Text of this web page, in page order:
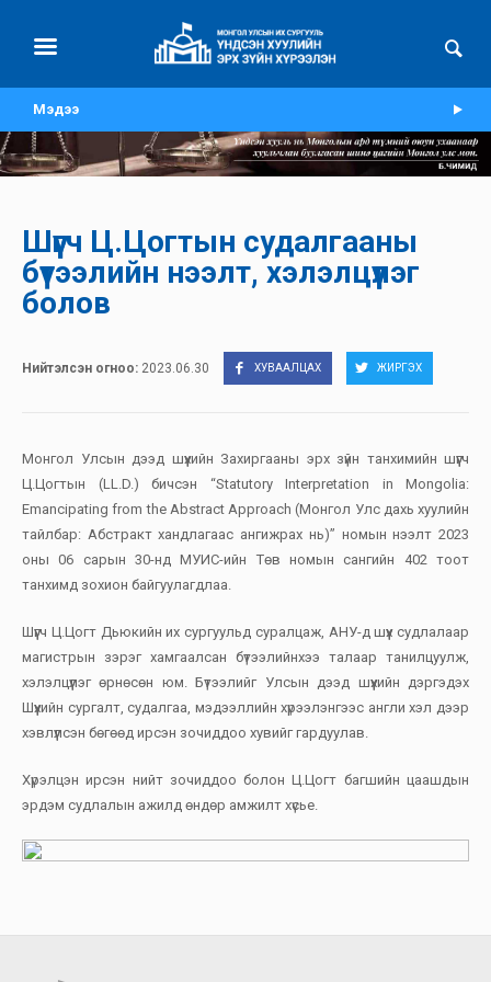
Мэдээ
Шүүгч Ц.Цогтын судалгааны
бүтээлийн нээлт, хэлэлцүүлэг
болов
Нийтэлсэн огноо: 2023.06.30 ХУВААЛЦАХ ЖИРГЭХ
Монгол Улсын дээд шүүхийн Захиргааны эрх зүйн танхимийн шүүгч
Ц.Цогтын (LL.D.) бичсэн “Statutory Interpretation in Mongolia:
Emancipating from the Abstract Approach (Монгол Улс дахь хуулийн
тайлбар: Абстракт хандлагаас ангижрах нь)” номын нээлт 2023
оны 06 сарын 30-нд МУИС-ийн Төв номын сангийн 402 тоот
танхимд зохион байгуулагдлаа.
Шүүгч Ц.Цогт Дьюкийн их сургуульд суралцаж, АНУ-д шүүх судлалаар
магистрын зэрэг хамгаалсан бүтээлийнхээ талаар танилцуулж,
хэлэлцүүлэг өрнөсөн юм. Бүтээлийг Улсын дээд шүүхийн дэргэдэх
Шүүхийн сургалт, судалгаа, мэдээллийн хүрээлэнгээс англи хэл дээр
хэвлүүлсэн бөгөөд ирсэн зочиддоо хувийг гардуулав.
Хүрэлцэн ирсэн нийт зочиддоо болон Ц.Цогт багшийн цаашдын
эрдэм судлалын ажилд өндөр амжилт хүсье.